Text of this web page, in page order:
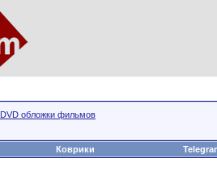
DVD обложки фильмов
Коврики